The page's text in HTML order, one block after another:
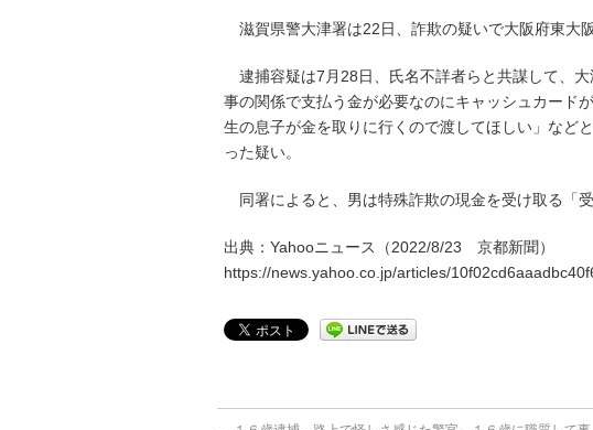
滋賀県警大津署は22日、詐欺の疑いで大阪府東大
逮捕容疑は7月28日、氏名不詳者らと共謀して、
事の関係で支払う金が必要なのにキャッシュカード
生の息子が金を取りに行くので渡してほしい」など
った疑い。
同署によると、男は特殊詐欺の現金を受け取る「受
出典：Yahooニュース（2022/8/23 京都新聞）
https://news.yahoo.co.jp/articles/